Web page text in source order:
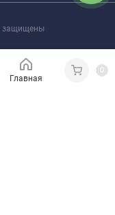
защищены
Главная Кабинет
0